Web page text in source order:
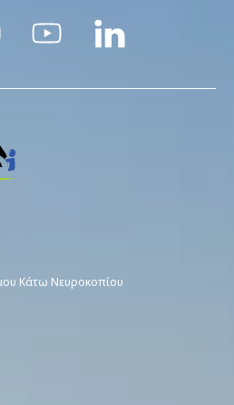
Κάτω Νευροκοπίου